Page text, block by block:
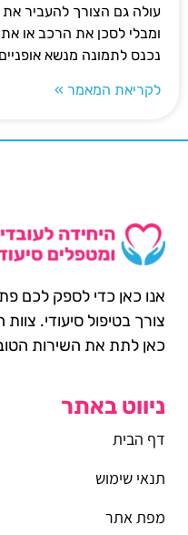
עולה גם הצורך להעביר את
ומבלי לסכן את הרכב או
נכנס לתמונה מנשא אופניים
לקריאת המאמר »
אנו כאן כדי לספק לכם
צורך בטיפול סיעודי.
כאן לתת את השירות
ניווט באתר
דף הבית
תנאי שימוש
מפת אתר